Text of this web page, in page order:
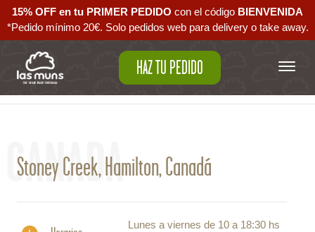
15% OFF en tu PRIMER PEDIDO con el código ‪ BIENVENIDA‬
*Pedido mínimo 20€. Solo pedidos web para delivery o take away.
HAZ TU PEDIDO
Volver al mapa
CANADÁ
Stoney Creek, Hamilton, Canadá
Lunes a viernes de 10 a 18:30 hs